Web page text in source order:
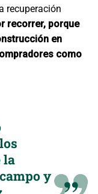
recuperación
recorrer, porque
en
como
la
y